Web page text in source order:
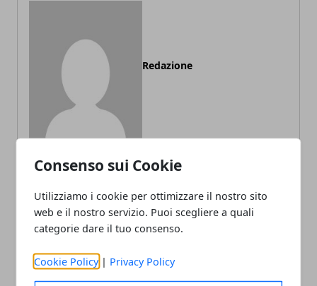
Consenso sui Cookie
Utilizziamo i cookie per ottimizzare il nostro sito
web e il nostro servizio. Puoi scegliere a quali
categorie dare il tuo consenso.
Cookie Policy | Privacy Policy
Redazione
ARTICOLI CORRELATI